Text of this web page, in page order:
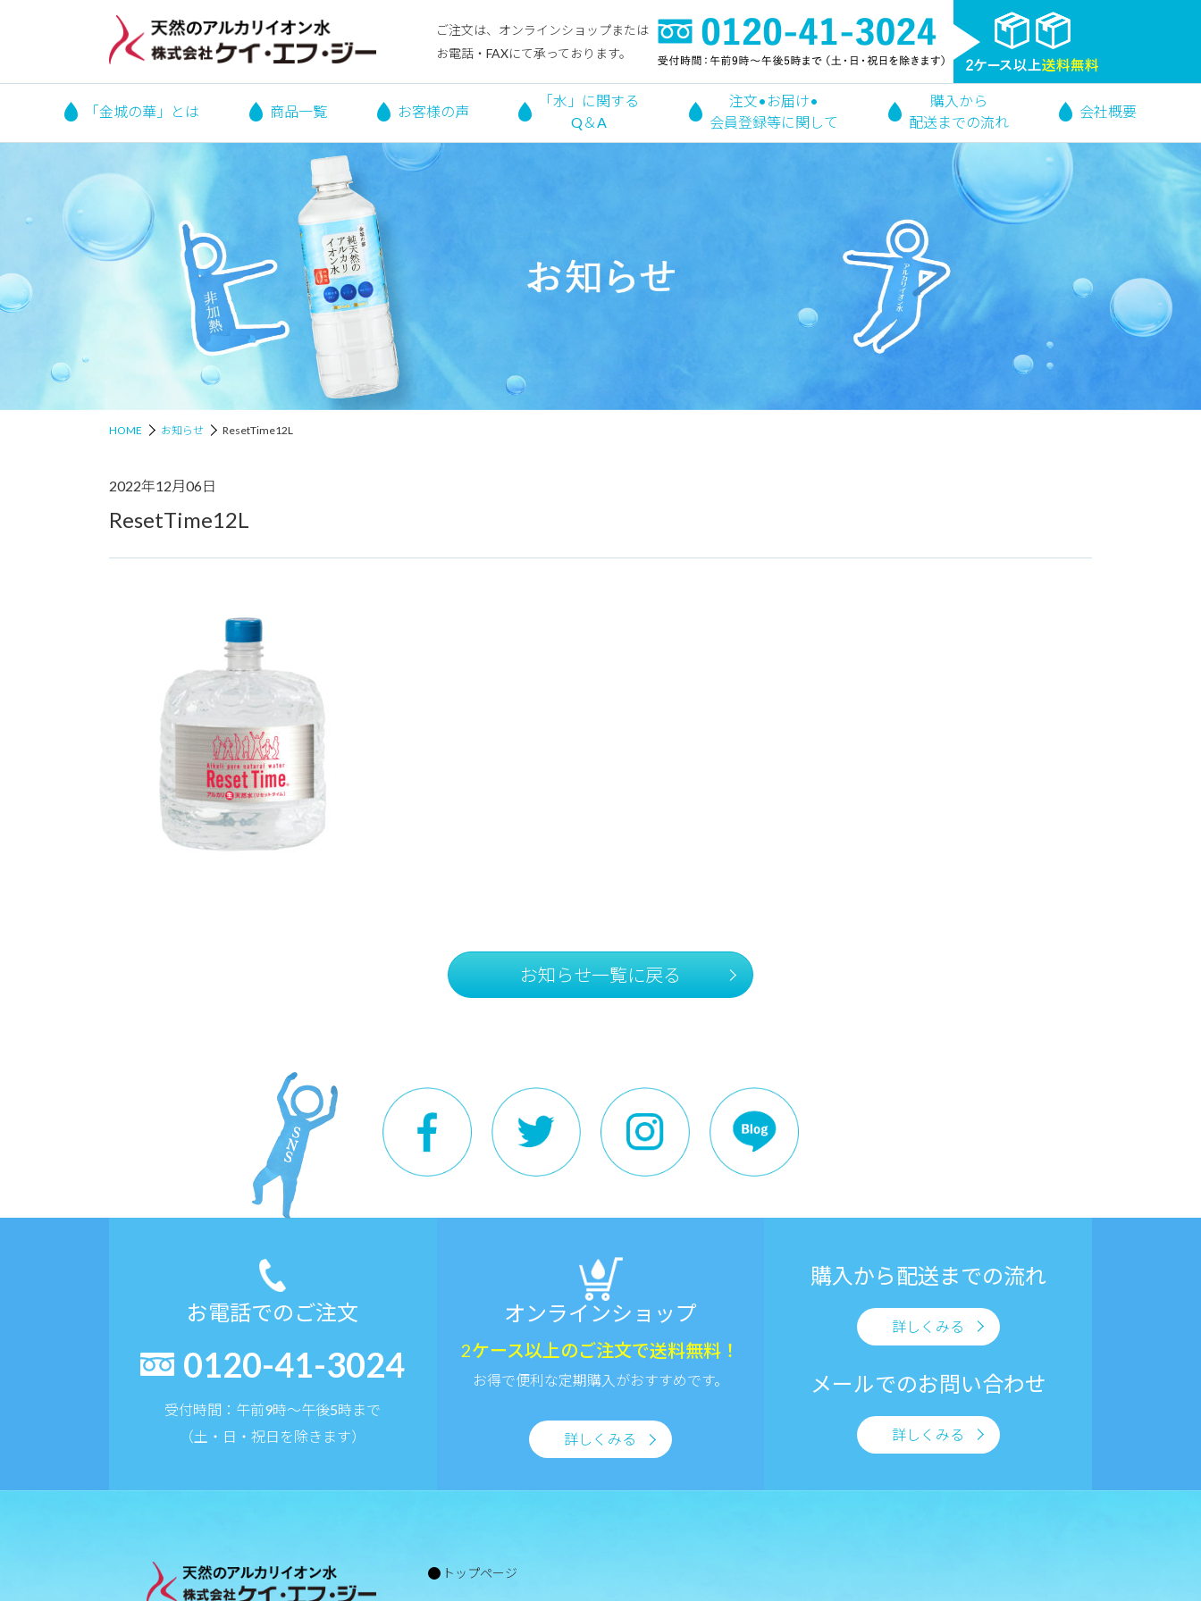
ご注文は、オンラインショップまたは
お電話・FAXにて承っております。
「金城の華」とは 商品一覧 お客様の声
「水」に関する
Q＆A
注文•お届け•
会員登録等に関して
購入から
配送までの流れ
会社概要
お知らせ
HOME お知らせ ResetTime12L
2022年12月06日
ResetTime12L
お知らせ一覧に戻る
お電話でのご注文
0120-41-3024
受付時間：午前9時〜午後5時まで
（土・日・祝日を除きます）
オンラインショップ
2ケース以上のご注文で送料無料！
お得で便利な定期購入がおすすめです。
詳しくみる
購入から配送までの流れ
詳しくみる
メールでのお問い合わせ
詳しくみる
トップページ